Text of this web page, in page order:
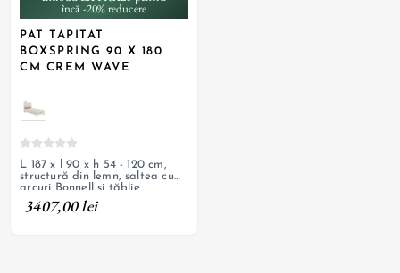
încă -20% reducere
PAT TAPITAT
BOXSPRING 90 X 180
CM CREM WAVE
L 187 x l 90 x h 54 - 120 cm,
structură din lemn, saltea cu
arcuri Bonnell și tăblie
tapițată, somieră rabatabilă,
ladă de depozitare, picioare
3407,00 lei